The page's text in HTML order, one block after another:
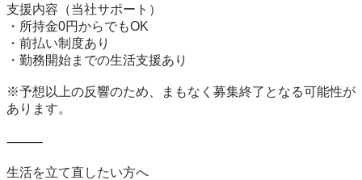
支援内容（当社サポート）
・所持金0円からでもOK
・前払い制度あり
・勤務開始までの生活支援あり
※予想以上の反響のため、まもなく募集終了となる可能性が
あります。
⸻
生活を立て直したい方へ